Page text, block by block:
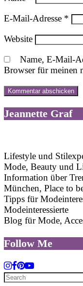
E-Mail-Adresse *
Website
Name, E-Mail-
Browser für meinen
Jeannette Graf
Lifestyle und
Mode, Beauty und
Information über
München, Place to
Tipps für
Modeinteressierte
Blog für Mode,
Follow Me